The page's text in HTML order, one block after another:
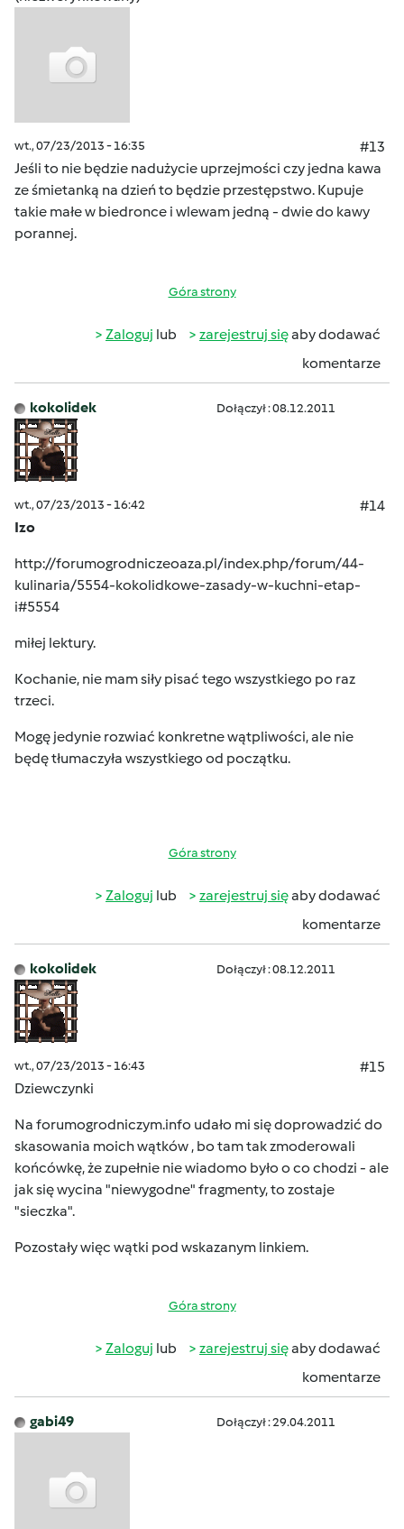
wt., 07/23/2013 - 16:35
#13
Jeśli to nie będzie nadużycie uprzejmości czy jedna kawa
ze śmietanką na dzień to będzie przestępstwo. Kupuje
takie małe w biedronce i wlewam jedną - dwie do kawy
porannej.
Góra strony
Zaloguj lub zarejestruj sięaby dodawać
komentarze
kokolidek Dołączył : 08.12.2011
wt., 07/23/2013 - 16:42
#14
Izo
http://forumogrodniczeoaza.pl/index.php/forum/44-
kulinaria/5554-kokolidkowe-zasady-w-kuchni-etap-
i#5554
miłej lektury.
Kochanie, nie mam siły pisać tego wszystkiego po raz
trzeci.
Mogę jedynie rozwiać konkretne wątpliwości, ale nie
będę tłumaczyła wszystkiego od początku.
Góra strony
Zaloguj lub zarejestruj sięaby dodawać
komentarze
kokolidek Dołączył : 08.12.2011
wt., 07/23/2013 - 16:43
#15
Dziewczynki
Na forumogrodniczym.info udało mi się doprowadzić do
skasowania moich wątków , bo tam tak zmoderowali
końcówkę, że zupełnie nie wiadomo było o co chodzi - ale
jak się wycina "niewygodne" fragmenty, to zostaje
"sieczka".
Pozostały więc wątki pod wskazanym linkiem.
Góra strony
Zaloguj lub zarejestruj sięaby dodawać
komentarze
gabi49 Dołączył : 29.04.2011